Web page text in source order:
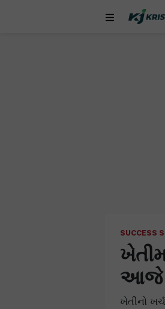
SUCCESS
આજે
ખેતીનો